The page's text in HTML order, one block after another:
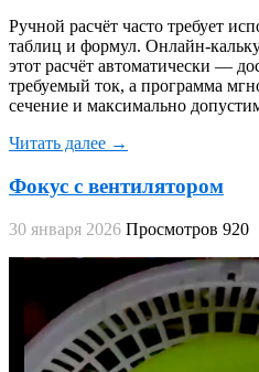
Ручной расчёт часто требует
таблиц и формул.
этот расчёт автоматически —
требуемый ток, а программа
сечение и максимально
Читать далее →
Фокус с вентилятором
30 января 2026 Просмотров 920